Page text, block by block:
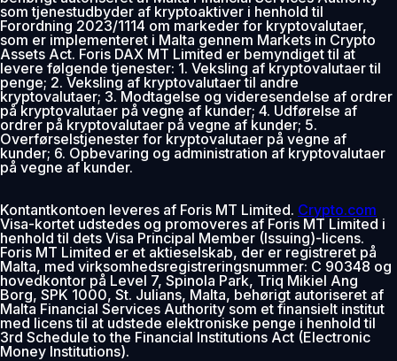
som tjenestudbyder af kryptoaktiver i henhold til
Forordning 2023/1114 om markeder for kryptovalutaer,
som er implementeret i Malta gennem Markets in Crypto
Assets Act. Foris DAX MT Limited er bemyndiget til at
levere følgende tjenester: 1. Veksling af kryptovalutaer til
penge; 2. Veksling af kryptovalutaer til andre
kryptovalutaer; 3. Modtagelse og videresendelse af ordrer
på kryptovalutaer på vegne af kunder; 4. Udførelse af
ordrer på kryptovalutaer på vegne af kunder; 5.
Overførselstjenester for kryptovalutaer på vegne af
kunder; 6. Opbevaring og administration af kryptovalutaer
på vegne af kunder.
Kontantkontoen leveres af Foris MT Limited. Crypto.com
Visa-kortet udstedes og promoveres af Foris MT Limited i
henhold til dets Visa Principal Member (Issuing)-licens.
Foris MT Limited er et aktieselskab, der er registreret på
Malta, med virksomhedsregistreringsnummer: C 90348 og
hovedkontor på Level 7, Spinola Park, Triq Mikiel Ang
Borg, SPK 1000, St. Julians, Malta, behørigt autoriseret af
Malta Financial Services Authority som et finansielt institut
med licens til at udstede elektroniske penge i henhold til
3rd Schedule to the Financial Institutions Act (Electronic
Money Institutions).